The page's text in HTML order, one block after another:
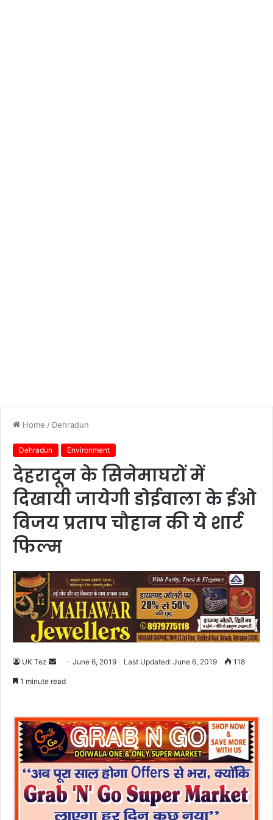
Home / Dehradun
Dehradun Environment
देहरादून के सिनेमाघरों में
दिखायी जायेगी डोईवाला के ईओ
विजय प्रताप चौहान की ये शार्ट
फिल्म
UK Tez
a
e
m
a
i
June 6, 2019 Last Updated: June 6, 2019 118
1 minute read